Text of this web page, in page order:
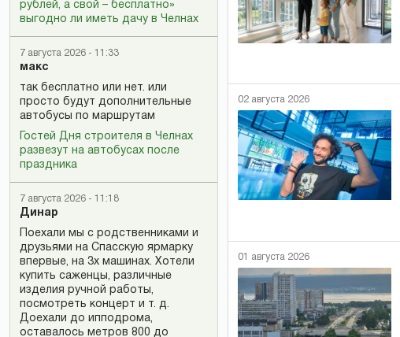
рублей, а свой – бесплатно»
выгодно ли иметь дачу в Челнах
7 августа 2026 - 11:33
макс
так бесплатно или нет. или
просто будут дополнительные
автобусы по маршрутам
Гостей Дня строителя в Челнах
развезут на автобусах после
праздника
7 августа 2026 - 11:18
Динар
Поехали мы с родственниками и
друзьями на Спасскую ярмарку
впервые, на 3х машинах. Хотели
купить саженцы, различные
изделия ручной работы,
посмотреть концерт и т. д.
Доехали до ипподрома,
оставалось метров 800 до
02 августа 2026
01 августа 2026